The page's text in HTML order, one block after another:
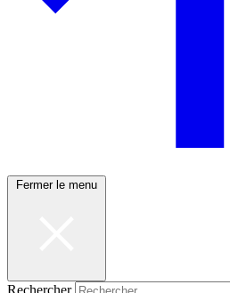
Fermer le menu
Rechercher